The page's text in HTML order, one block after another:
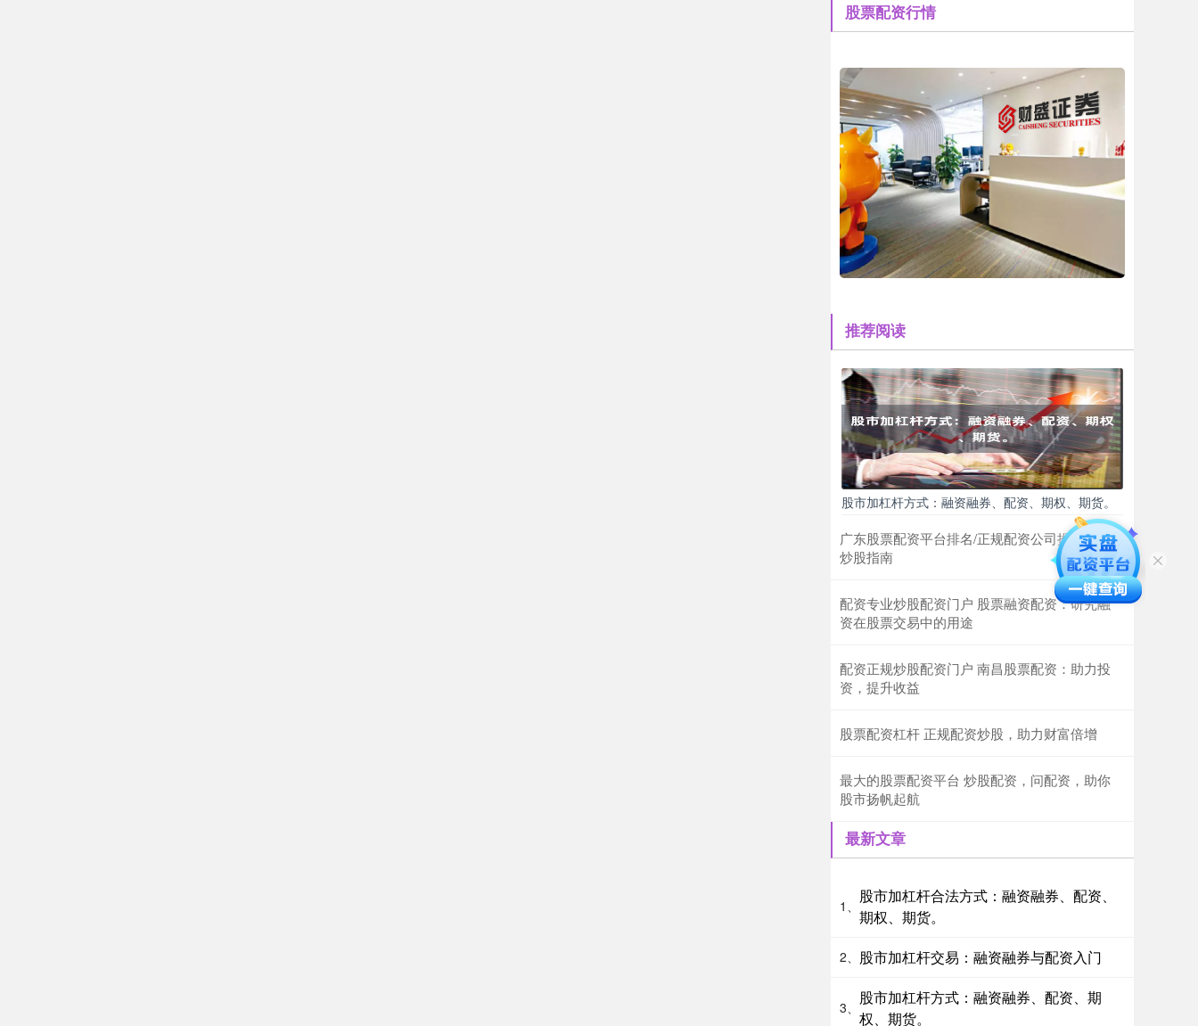
股票配资行情
推荐阅读
股市加杠杆方式：融资融券、配资、期权、期货。
广东股票配资平台排名/正规配资公司推荐/杠杆
炒股指南
配资专业炒股配资门户 股票融资配资：研究融
资在股票交易中的用途
配资正规炒股配资门户 南昌股票配资：助力投
资，提升收益
股票配资杠杆 正规配资炒股，助力财富倍增
最大的股票配资平台 炒股配资，问配资，助你
股市扬帆起航
最新文章
1、
股市加杠杆合法方式：融资融券、配资、
期权、期货。
2、 股市加杠杆交易：融资融券与配资入门
3、
股市加杠杆方式：融资融券、配资、期
权、期货。